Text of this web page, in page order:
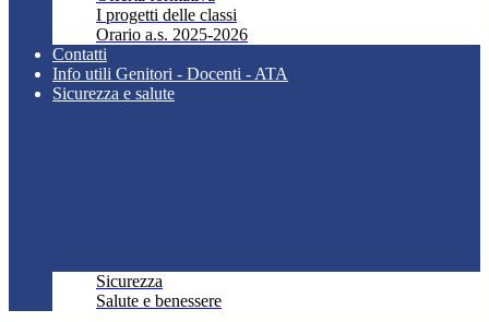
I progetti delle classi
Orario a.s. 2025-2026
Contatti
Info utili Genitori - Docenti - ATA
Sicurezza e salute
Sicurezza
Salute e benessere